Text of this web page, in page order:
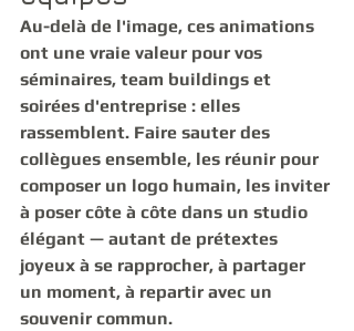
Au-delà de l'image, ces animations
ont une vraie valeur pour vos
séminaires, team buildings et
soirées d'entreprise : elles
rassemblent. Faire sauter des
collègues ensemble, les réunir pour
composer un logo humain, les inviter
à poser côte à côte dans un studio
élégant — autant de prétextes
joyeux à se rapprocher, à partager
un moment, à repartir avec un
souvenir commun.